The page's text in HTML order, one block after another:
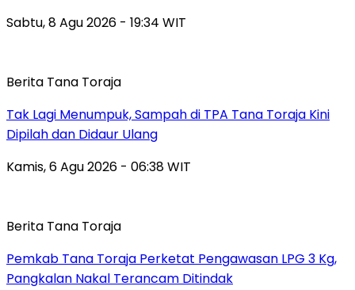
Sabtu, 8 Agu 2026 - 19:34 WIT
Berita Tana Toraja
Tak Lagi Menumpuk, Sampah di TPA Tana Toraja Kini
Dipilah dan Didaur Ulang
Kamis, 6 Agu 2026 - 06:38 WIT
Berita Tana Toraja
Pemkab Tana Toraja Perketat Pengawasan LPG 3 Kg,
Pangkalan Nakal Terancam Ditindak